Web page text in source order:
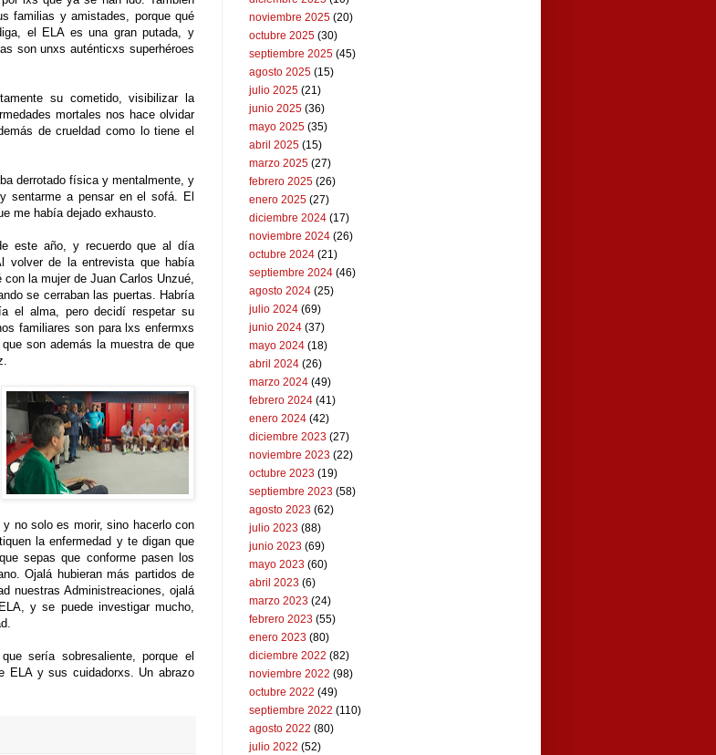
familias y amistades, porque qué
el ELA es una gran putada, y
son unxs auténticxs superhéroes
su cometido, visibilizar la
mortales nos hace olvidar
de crueldad como lo tiene el
derrotado física y mentalmente, y
sentarme a pensar en el sofá. El
me había dejado exhausto.
este año, y recuerdo que al día
volver de la entrevista que había
la mujer de Juan Carlos Unzué,
se cerraban las puertas. Habría
el alma, pero decidí respetar su
familiares son para lxs enfermxs
son además la muestra de que
no solo es morir, sino hacerlo con
la enfermedad y te digan que
sepas que conforme pasen los
Ojalá hubieran más partidos de
nuestras Administreaciones, ojalá
y se puede investigar mucho,
sería sobresaliente, porque el
ELA y sus cuidadorxs. Un abrazo
noviembre 2025 (20)
octubre 2025 (30)
septiembre 2025 (45)
agosto 2025 (15)
julio 2025 (21)
junio 2025 (36)
mayo 2025 (35)
abril 2025 (15)
marzo 2025 (27)
febrero 2025 (26)
enero 2025 (27)
diciembre 2024 (17)
noviembre 2024 (26)
octubre 2024 (21)
septiembre 2024 (46)
agosto 2024 (25)
julio 2024 (69)
junio 2024 (37)
mayo 2024 (18)
abril 2024 (26)
marzo 2024 (49)
febrero 2024 (41)
enero 2024 (42)
diciembre 2023 (27)
noviembre 2023 (22)
octubre 2023 (19)
septiembre 2023 (58)
agosto 2023 (62)
julio 2023 (88)
junio 2023 (69)
mayo 2023 (60)
abril 2023 (6)
marzo 2023 (24)
febrero 2023 (55)
enero 2023 (80)
diciembre 2022 (82)
noviembre 2022 (98)
octubre 2022 (49)
septiembre 2022 (110)
agosto 2022 (80)
julio 2022 (52)